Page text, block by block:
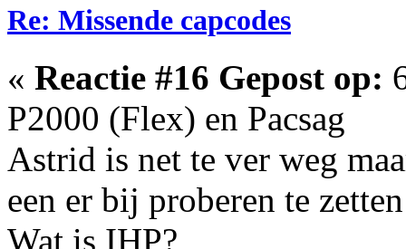
Re: Missende capcodes
« Reactie #16 Gepost op:
P2000 (Flex) en Pacsag
Astrid is net te ver weg
een er bij proberen te
Wat is IHP?